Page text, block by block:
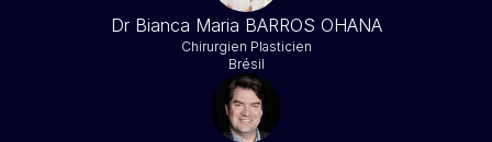
Dr Bianca Maria BARROS OHANA
Chirurgien Plasticien
Brésil